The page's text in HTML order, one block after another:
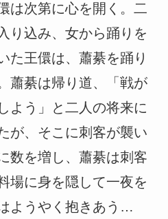
は次第に心を開く。二
り込み、女から踊りを
た王儇は、蕭綦を踊り
蕭綦は帰り道、「戦が
よう」と二人の将来に
が、そこに刺客が襲い
数を増し、蕭綦は刺客
場に身を隠して一夜を
ようやく抱きあう…